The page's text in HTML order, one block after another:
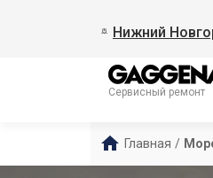
Нижний
Сервисный ремонт
Главная /